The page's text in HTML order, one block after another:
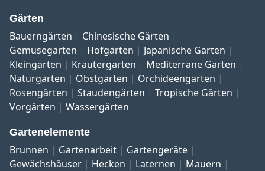
Gärten
Bauerngärten
Chinesische Gärten
Gemüsegärten
Hofgärten
Japanische Gärten
Kleingärten
Kräutergärten
Mediterrane Gärten
Naturgärten
Obstgärten
Orchideengärten
Rosengärten
Staudengärten
Tropische Gärten
Vorgärten
Wassergärten
Gartenelemente
Brunnen Gartenarbeit
Gartengeräte
Gewächshäuser
Hecken Laternen Mauern